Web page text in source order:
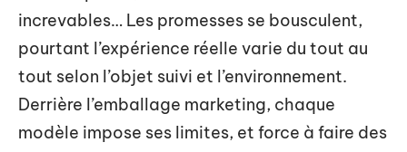
increvables… Les promesses se bousculent,
pourtant l’expérience réelle varie du tout au
tout selon l’objet suivi et l’environnement.
Derrière l’emballage marketing, chaque
modèle impose ses limites, et force à faire des